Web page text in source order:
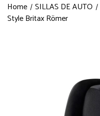
Home SILLAS DE AUTO
Style Britax Römer